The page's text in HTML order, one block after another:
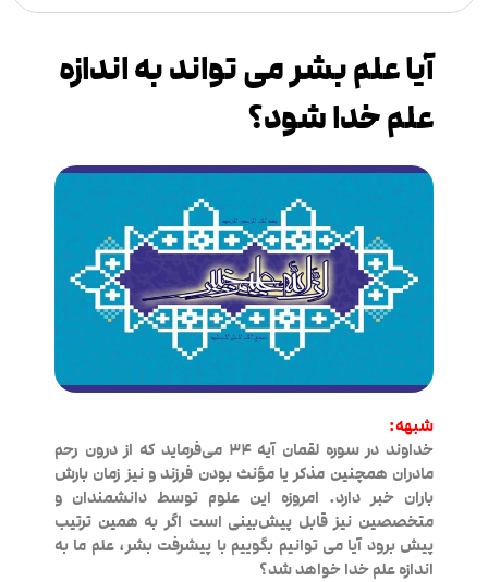
آیا علم بشر می تواند به اندازه
علم خدا شود؟
شبهه:
خداوند در سوره لقمان آیه ۳۴ می‌فرماید که از درون رحم
مادران همچنین مذکر یا مؤنث بودن فرزند و نیز زمان بارش
باران خبر دارد. امروزه این علوم توسط دانشمندان و
متخصصین نیز قابل پیش‌بینی است اگر به همین ترتیب
پیش برود آیا می توانیم بگوییم با پیشرفت بشر، علم ما به
اندازه علم خدا خواهد شد؟